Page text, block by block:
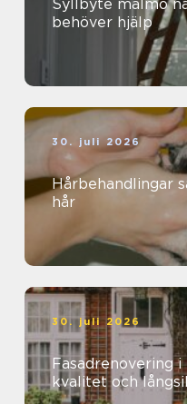
Syllbyte malmö när husets grund
behöver hjälp
30. juli 2026
Hårbehandlingar så väljer du rätt för ditt
hår
30. juli 2026
Fasadrenovering
kvalitet och